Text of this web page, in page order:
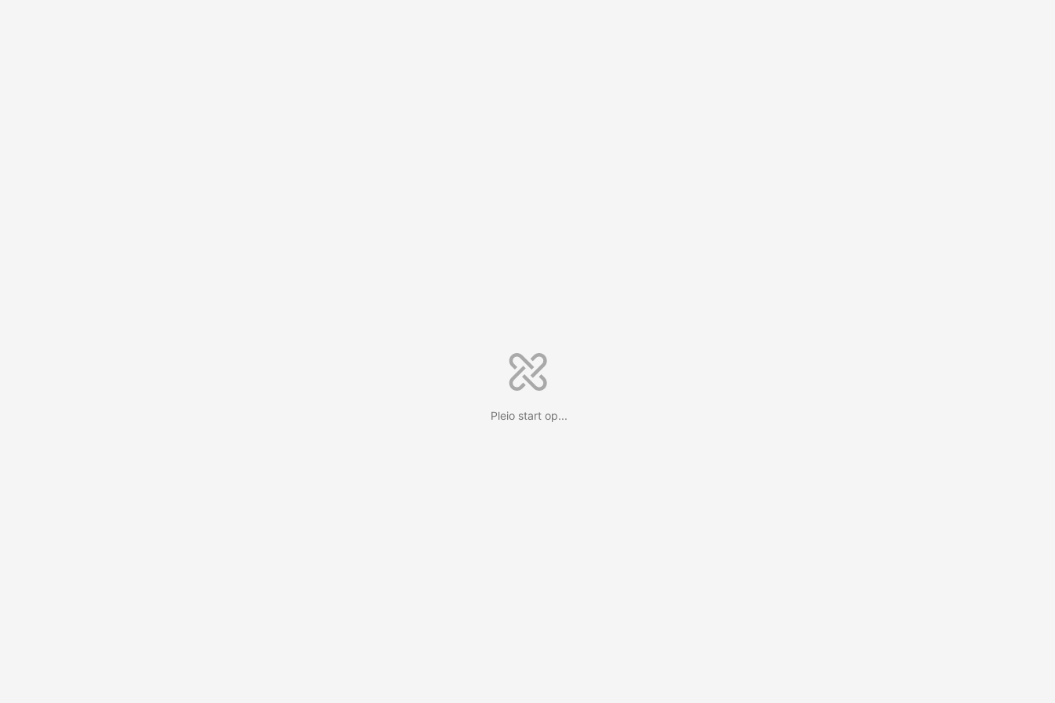
Pleio start op...